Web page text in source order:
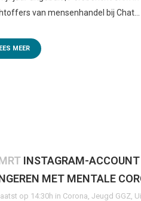
van mensenhandel bij Chat...
MEER
INSTAGRAM-
MET MENTALE
op 14:30h in Corona, Jeugd GGZ,